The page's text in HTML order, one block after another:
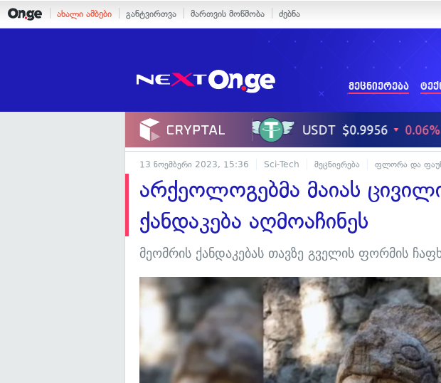
ახალი ამბები განტვირთვა მართვის მოწმობა ძებნა
მეცნიერება
13 ნოემბერი 2023, 15:36 Sci-Tech მეცნიერება ფლორა და
არქეოლოგებმა მაიას
ქანდაკება აღმოაჩინეს
მეომრის ქანდაკებას თავზე გველის ფორმის